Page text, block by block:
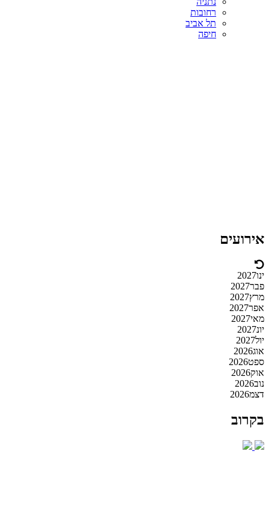
רחובות
תל אביב‬‎
חיפה
אירועים
ינו2027
פבר2027
מרץ2027
אפר2027
מאי2027
יונ2027
יול2027
אוג2026
ספט2026
אוק2026
נוב2026
דצמ2026
בקרוב